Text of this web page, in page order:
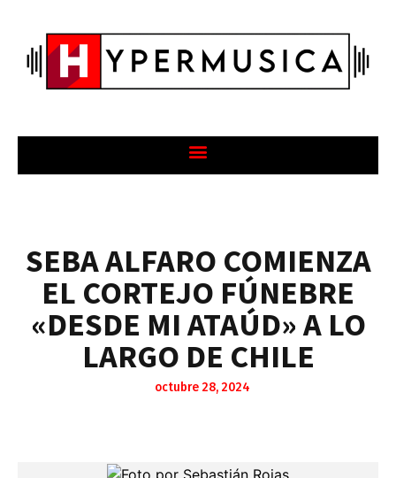
SEBA ALFARO COMIENZA
EL CORTEJO FÚNEBRE
«DESDE MI ATAÚD» A LO
LARGO DE CHILE
octubre 28, 2024